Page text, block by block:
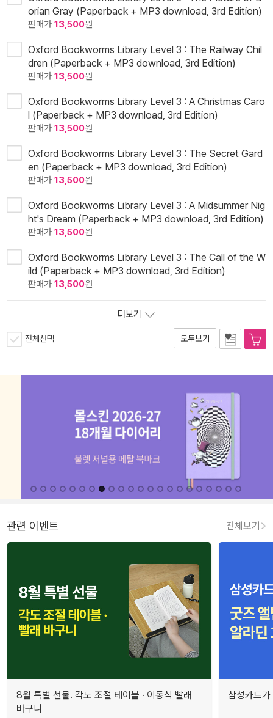
orian Gray (Paperback + MP3 download, 3rd Edition)
판매가 13,500원
Oxford Bookworms Library Level 3 : The Railway Chil
dren (Paperback + MP3 download, 3rd Edition)
판매가 13,500원
Oxford Bookworms Library Level 3 : A Christmas Caro
l (Paperback + MP3 download, 3rd Edition)
판매가 13,500원
Oxford Bookworms Library Level 3 : The Secret Gard
en (Paperback + MP3 download, 3rd Edition)
판매가 13,500원
Oxford Bookworms Library Level 3 : A Midsummer Nig
ht's Dream (Paperback + MP3 download, 3rd Edition)
판매가 13,500원
Oxford Bookworms Library Level 3 : The Call of the W
ild (Paperback + MP3 download, 3rd Edition)
판매가 13,500원
더보기
전체선택 모두보기
관련 이벤트 전체보기
8월 특별 선물. 각도 조절 테이블 · 이동식 빨래
바구니
삼성카드